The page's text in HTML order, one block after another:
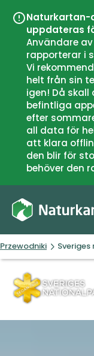
Naturkartan-
uppdateras
Användare
rapporterar i
Vi
helt från sin
igen! Då skall
befintliga
efter
all data för
att klara
den blir för
behöver den
Przewodniki